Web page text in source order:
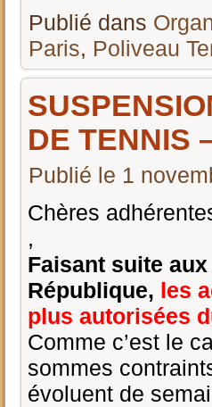
Publié dans
Paris, Poliveau
DE TENNIS
Publié le 1
Chères
,
Faisant suite
République, les
plus autorisées
Comme c’est le
sommes
évoluent de